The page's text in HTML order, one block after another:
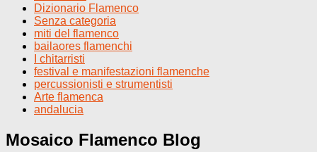
Dizionario Flamenco
Senza categoria
miti del flamenco
bailaores flamenchi
I chitarristi
festival e manifestazioni flamenche
percussionisti e strumentisti
Arte flamenca
andalucia
Mosaico Flamenco Blog